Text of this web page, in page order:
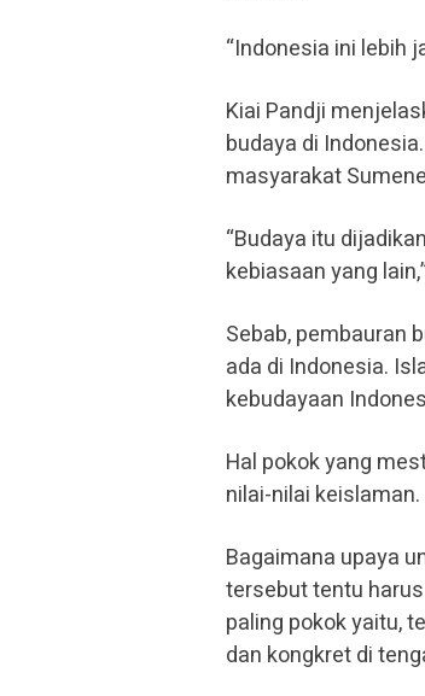
“Indonesia ini lebih
Kiai Pandji
budaya di
masyarakat
“Budaya itu
kebiasaan yang
Sebab, pembauran
ada di Indonesia.
kebudayaan
Hal pokok yang
nilai-nilai keislaman.
Bagaimana upaya
tersebut tentu
paling pokok yaitu,
dan kongkret di